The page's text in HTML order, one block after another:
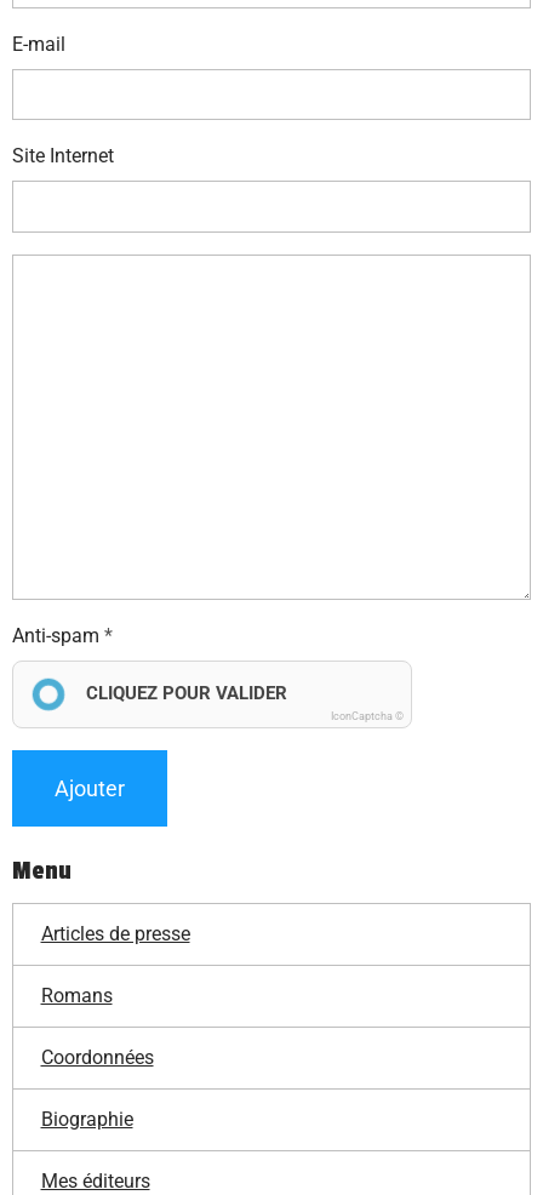
E-mail
Site Internet
Anti-spam
CLIQUEZ POUR VALIDER
IconCaptcha ©
Ajouter
Menu
Articles de presse
Romans
Coordonnées
Biographie
Mes éditeurs